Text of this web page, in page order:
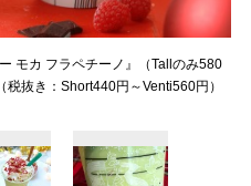
モカ フラペチーノ』（Tallのみ580
抜き：Short440円～Venti560円）